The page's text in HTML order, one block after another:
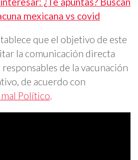
mexicana vs covid
que el objetivo de este
la comunicación directa
de la vacunación
de acuerdo con
Político.